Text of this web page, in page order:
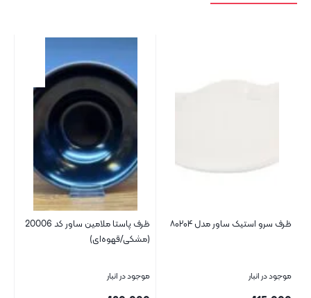
ظرف سرو استیک ساور مدل ۸۰۲۰۴
موجود در انبار
ظرف پاستا ملامین ساور کد 20006
(مشکی/قهوه‌ای)
موجود در انبار